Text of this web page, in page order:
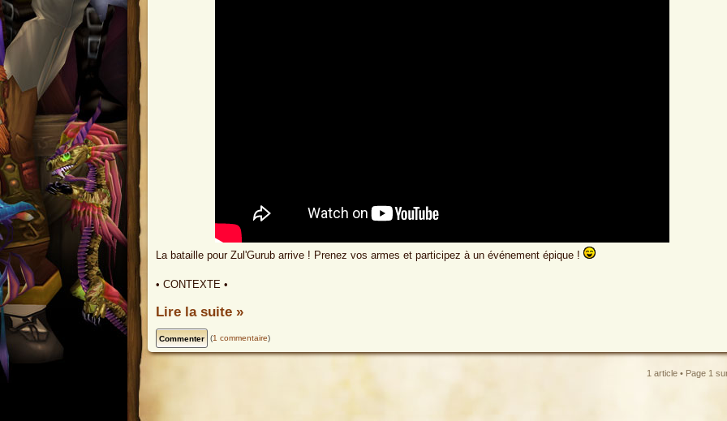
La bataille pour Zul'Gurub arrive ! Prenez vos armes et participez à un événement épique !
• CONTEXTE •
Lire la suite »
(1 commentaire)
1 article • Page 1